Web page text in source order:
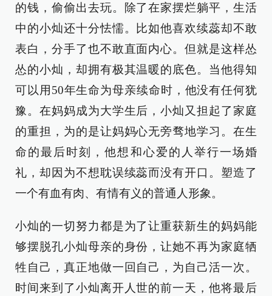
的钱，偷偷出去玩。除了在家摆烂躺平，生活
中的小灿还十分怯懦。比如他喜欢续蕊却不敢
表白，分手了也不敢直面内心。但就是这样怂
怂的小灿，却拥有极其温暖的底色。当他得知
可以用50年生命为母亲续命时，他没有任何犹
豫。在妈妈成为大学生后，小灿又担起了家庭
的重担，为的是让妈妈心无旁骛地学习。在生
命的最后时刻，他想和心爱的人举行一场婚
礼，却因为不想耽误续蕊而没有开口。塑造了
一个有血有肉、有情有义的普通人形象。
小灿的一切努力都是为了让重获新生的妈妈能
够摆脱孔小灿母亲的身份，让她不再为家庭牺
牲自己，真正地做一回自己，为自己活一次。
时间来到了小灿离开人世的前一天，他将最后